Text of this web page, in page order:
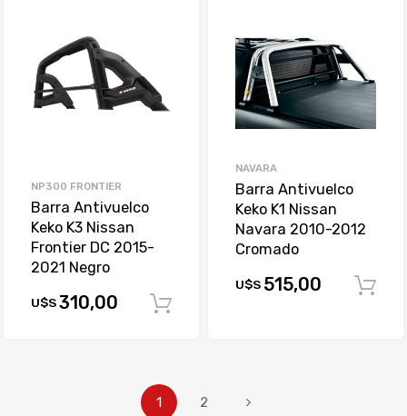
NP300 FRONTIER
Barra Antivuelco
Keko K3 Nissan
Frontier DC 2015-
2021 Negro
U$S310,00
NAVARA
Barra Antivuelco
Keko K1 Nissan
Navara 2010-2012
Cromado
U$S 515,00
1 2